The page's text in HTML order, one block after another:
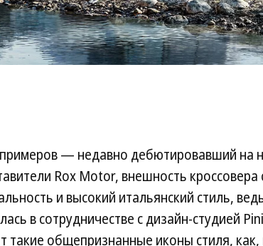
— недавно дебютировавший на
Rox Motor, внешность кроссовера
и высокий итальянский стиль,
в сотрудничестве с дизайн-студией
такие общепризнанные иконы стиля,